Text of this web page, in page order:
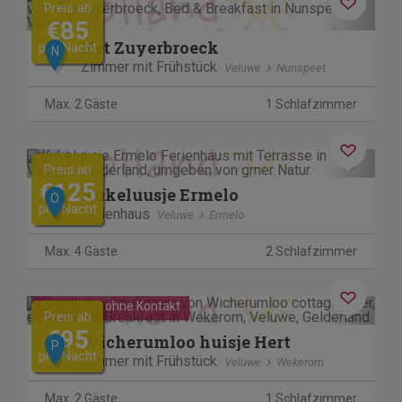
Preis ab
€85
pro Nacht
N Het Zuyerbroeck
Zimmer mit Frühstück Veluwe Nunspeet
Max. 2 Gäste 1 Schlafzimmer
Previous Next
Preis ab
€125
pro Nacht
O Kukeluusje Ermelo
Ferienhaus Veluwe Ermelo
Max. 4 Gäste 2 Schlafzimmer
Previous Next
Aufenthalt ohne Kontakt
Preis ab
€95
pro Nacht
P Wicherumloo huisje Hert
Zimmer mit Frühstück Veluwe Wekerom
Max. 2 Gäste 1 Schlafzimmer